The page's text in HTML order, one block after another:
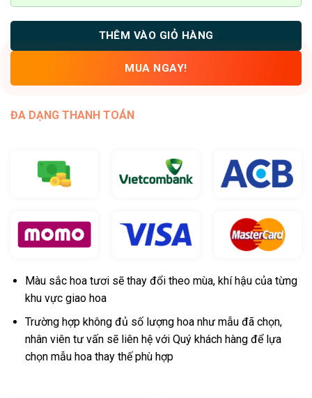
THÊM VÀO GIỎ HÀNG
MUA NGAY!
ĐA DẠNG THANH TOÁN
Màu sắc hoa tươi sẽ thay đổi theo mùa, khí hậu của từng
khu vực giao hoa
Trường hợp không đủ số lượng hoa như mẫu đã chọn,
nhân viên tư vấn sẽ liên hệ với Quý khách hàng để lựa
chọn mẫu hoa thay thế phù hợp